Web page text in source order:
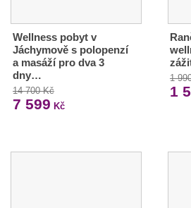
Wellness pobyt v
Jáchymově s polopenzí
a masáží pro dva 3
dny…
14 700 Kč
7 599 Kč
1
1